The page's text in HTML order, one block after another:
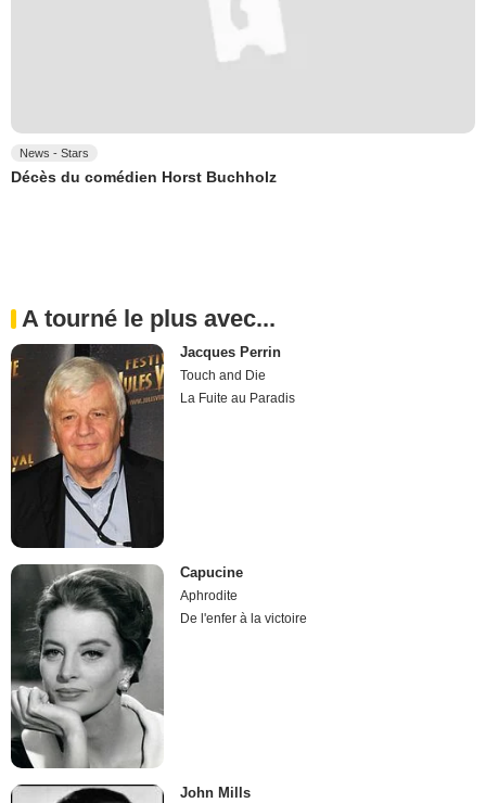
News - Stars
Décès du comédien Horst Buchholz
A tourné le plus avec...
Jacques Perrin
Touch and Die
La Fuite au Paradis
Capucine
Aphrodite
De l'enfer à la victoire
John Mills